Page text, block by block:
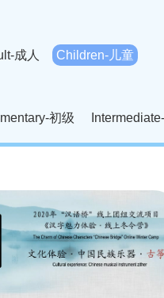
成人 Children-儿童
初级